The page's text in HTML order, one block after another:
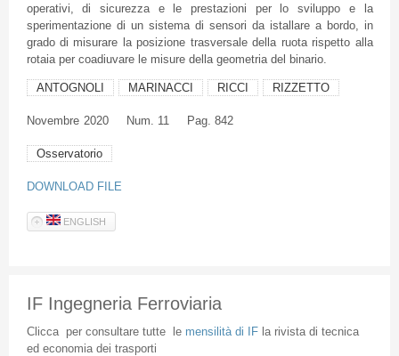
operativi, di sicurezza e le prestazioni per lo sviluppo e la
sperimentazione di un sistema di sensori da istallare a bordo, in
grado di misurare la posizione trasversale della ruota rispetto alla
rotaia per coadiuvare le misure della geometria del binario.
ANTOGNOLI MARINACCI RICCI RIZZETTO
Novembre 2020 Num. 11 Pag. 842
Osservatorio
DOWNLOAD FILE
ENGLISH
IF Ingegneria Ferroviaria
Cliccaper consultare tuttele mensilità di IFla rivista di tecnica
ed economia dei trasporti